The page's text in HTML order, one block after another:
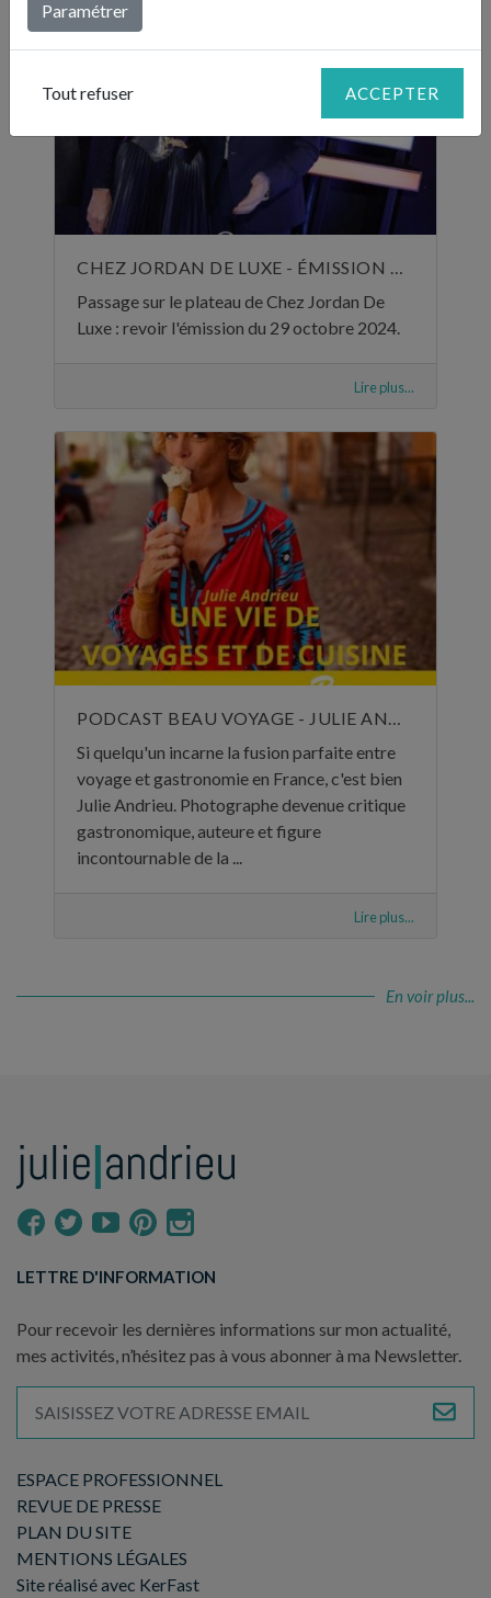
CHEZ JORDAN DE LUXE - ÉMISSION DU 29 OCTOBRE 2024
Passage sur le plateau de Chez Jordan De
Luxe : revoir l'émission du 29 octobre 2024.
Lire plus...
PODCAST BEAU VOYAGE - JULIE ANDRIEU, UNE VIE DE VOYAGES ET DE CUISINE - 5 NOVEMBRE 2024
Si quelqu'un incarne la fusion parfaite entre
voyage et gastronomie en France, c'est bien
Julie Andrieu. Photographe devenue critique
gastronomique, auteure et figure
incontournable de la ...
Lire plus...
En voir plus...
ESPACE PROFESSIONNEL
REVUE DE PRESSE
PLAN DU SITE
MENTIONS LÉGALES
Site réalisé avec KerFast
LETTRE D'INFORMATION
Pour recevoir les dernières informations sur mon actualité,
mes activités, n’hésitez pas à vous abonner à ma Newsletter.
Paramétrer
Tout refuser ACCEPTER